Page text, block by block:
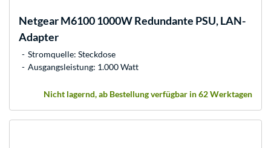
NetgearM6100 1000W Redundante PSU, LAN-
Adapter
Stromquelle: Steckdose
Ausgangsleistung: 1.000 Watt
Nicht lagernd, ab Bestellung verfügbar in 62 Werktagen